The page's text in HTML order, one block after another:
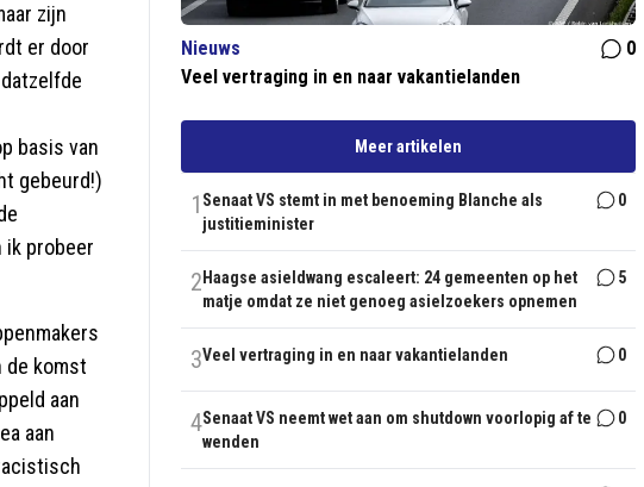
zijn
er door
basis van
gebeurd!)
ik probeer
de komst
aan
aan
Nieuws
0
Veel vertraging in en naar vakantielanden
Meer artikelen
1 Senaat VS stemt in met benoeming Blanche als
justitieminister
0
2 Haagse asieldwang escaleert: 24 gemeenten op het
matje omdat ze niet genoeg asielzoekers opnemen
5
3Veel vertraging in en naar vakantielanden 0
4Senaat VS neemt wet aan om shutdown voorlopig af te
wenden
0